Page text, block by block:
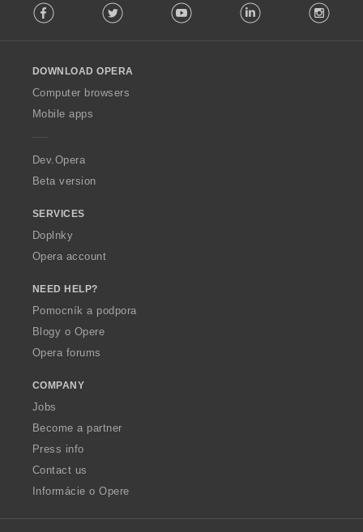
o
w
O
p
a
Facebook Twitter Youtube LinkedIn
DOWNLOAD OPERA
Computer browsers
Mobile apps
Dev.Opera
Beta version
SERVICES
Doplnky
Opera account
NEED HELP?
Pomocník a podpora
Blogy o Opere
Opera forums
COMPANY
Jobs
Become a partner
Press info
Contact us
Informácie o Opere